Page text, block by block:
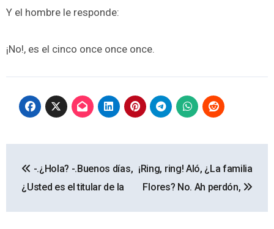
Y el hombre le responde:
¡No!, es el cinco once once once.
de
entradas
-.¿Hola? -.Buenos días,
¿Usted es el titular de la
¡Ring, ring! Aló, ¿La familia
Flores? No. Ah perdón,